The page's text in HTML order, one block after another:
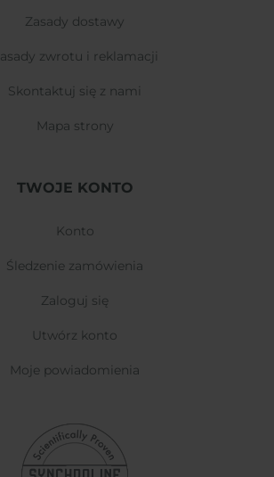
zasady dostawy
zasady zwrotu i reklamacji
skontaktuj się z nami
mapa strony
TWOJE KONTO
konto
śledzenie zamówienia
zaloguj się
utwórz konto
moje powiadomienia